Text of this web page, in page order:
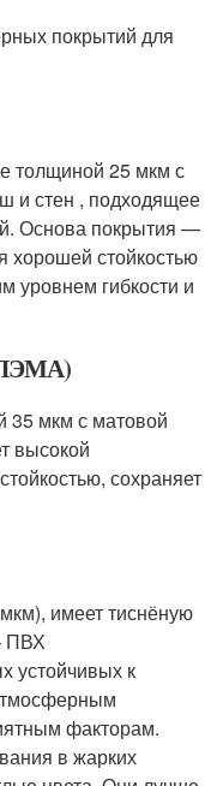
покрытий для
толщиной 25 мкм с
и стен , подходящее
Основа покрытия —
хорошей стойкостью
уровнем гибкости и
35 мкм с матовой
высокой
сохраняет
имеет тиснёную
ПВХ
устойчивых к
факторам.
в жарких